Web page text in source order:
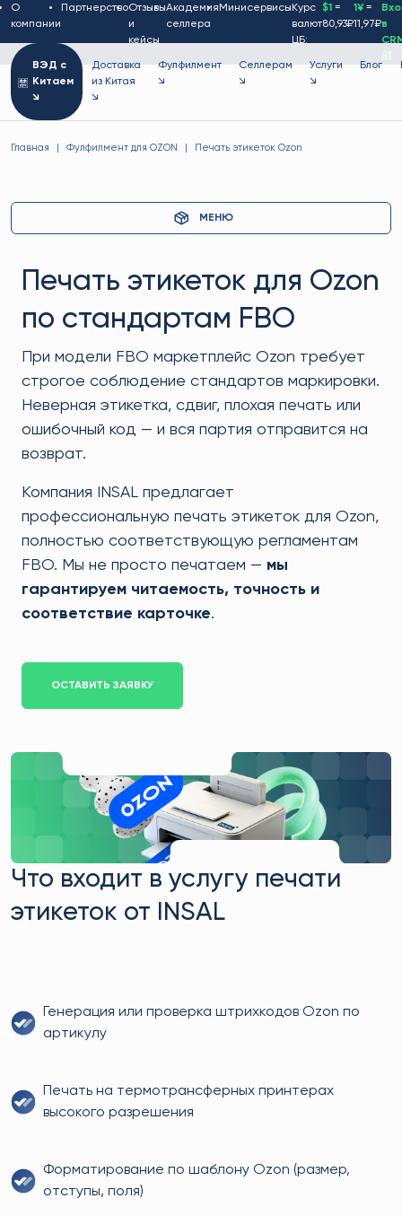
О
компании
ПартнерствоОтзывы
и
кейсы
Академия
селлера
Минисервисы Курс
валют
ЦБ:
$1 =
80,93₽
1¥=
11,97₽в
ВЭД с
Китаем
↘
Доставка
из Китая
↘
Фулфилмент
↘
Селлерам
↘
Услуги
↘
Блог
Главная Фулфилмент для OZON Печать этикеток Ozon
МЕНЮ
Печать этикеток для Ozon
по стандартам FBO
При модели FBO маркетплейс Ozon требует
строгое соблюдение стандартов маркировки.
Неверная этикетка, сдвиг, плохая печать или
ошибочный код — и вся партия отправится на
возврат.
Компания INSAL предлагает
профессиональную печать этикеток для Ozon,
полностью соответствующую регламентам
FBO. Мы не просто печатаем — мы
гарантируем читаемость, точность и
соответствие карточке.
ОСТАВИТЬ ЗАЯВКУ
Что входит в услугу печати
этикеток от INSAL
Генерация или проверка штрихкодов Ozon по
артикулу
Печать на термотрансферных принтерах
высокого разрешения
Форматирование по шаблону Ozon (размер,
отступы, поля)